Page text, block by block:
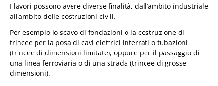
I lavori possono avere diverse finalità, dall’ambito industriale
all’ambito delle costruzioni civili.
Per esempio lo scavo di fondazioni o la costruzione di
trincee per la posa di cavi elettrici interrati o tubazioni
(trincee di dimensioni limitate), oppure per il passaggio di
una linea ferroviaria o di una strada (trincee di grosse
dimensioni).